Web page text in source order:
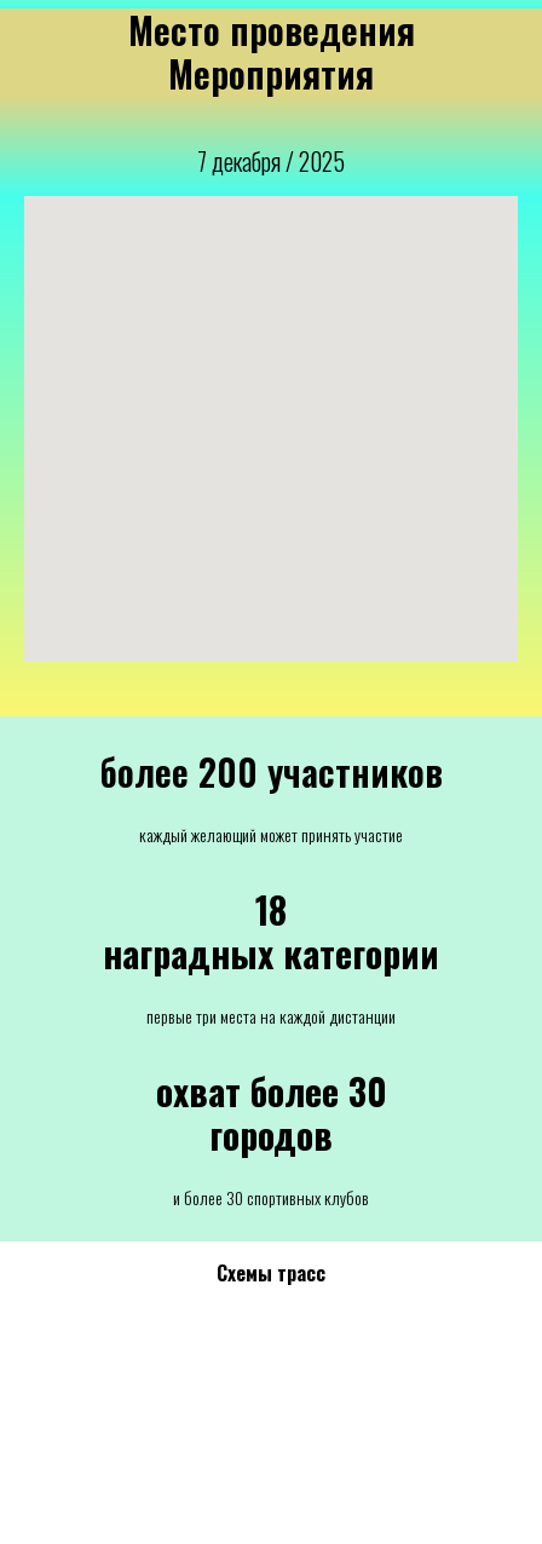
Место проведения
Мероприятия
7 декабря / 2025
более 200 участников
каждый желающий может принять участие
18
наградных категории
первые три места на каждой дистанции
охват более 30
городов
и более 30 спортивных клубов
Схемы трасс